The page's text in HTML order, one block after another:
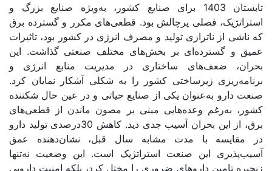
تابستان 1403 برای صنایع کشور، به‌ویژه صنایع بزرگ و
استراتژیک، فصلی پرچالش‌‌‌ بود. قطعی‌‌‌های مکرر و گسترده برق
که ناشی از ناترازی تولید و مصرف انرژی در کشور بود، تاثیرات
عمیق و گسترده‌‌‌ای بر بخش‌‌‌های مختلف صنعتی گذاشت. این
بحران، ضعف‌‌‌های ساختاری در مدیریت منابع انرژی و
برنامه‌‌‌ریزی زیرساختی کشور را به شکلی آشکار نمایان کرد.
صنعت دارو به‌عنوان یکی از صنایع حیاتی و در عین حال شکننده‌‌‌
کشور، به‌رغم وعده‌‌‌هایی مبنی بر مصون ماندن از قطعی‌‌‌های
برق، از این بحران آسیب جدی دید. کاهش 30درصدی تولید دارو
در مقایسه با مدت مشابه سال قبل، نشان‌‌‌دهنده عمق
آسیب‌‌‌پذیری این صنعت استراتژیک است. این وضعیت نه‌تنها
زنجیره تامین داروهای ضروری را مختل کرد، بلکه امنیت دارویی